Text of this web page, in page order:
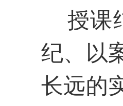
授课
纪、以
长远的